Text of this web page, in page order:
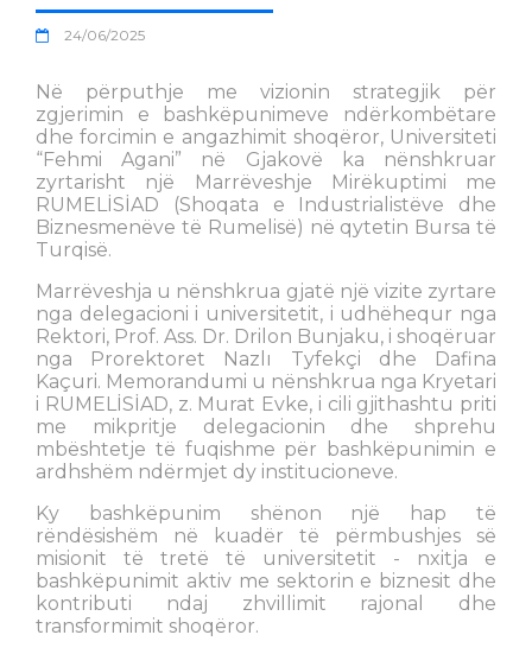
24/06/2025
Në përputhje me vizionin strategjik për
zgjerimin e bashkëpunimeve ndërkombëtare
dhe forcimin e angazhimit shoqëror, Universiteti
“Fehmi Agani” në Gjakovë ka nënshkruar
zyrtarisht një Marrëveshje Mirëkuptimi me
RUMELİSİAD (Shoqata e Industrialistëve dhe
Biznesmenëve të Rumelisë) në qytetin Bursa të
Turqisë.
Marrëveshja u nënshkrua gjatë një vizite zyrtare
nga delegacioni i universitetit, i udhëhequr nga
Rektori, Prof. Ass. Dr. Drilon Bunjaku, i shoqëruar
nga Prorektoret Nazlı Tyfekçi dhe Dafina
Kaçuri. Memorandumi u nënshkrua nga Kryetari
i RUMELİSİAD, z. Murat Evke, i cili gjithashtu priti
me mikpritje delegacionin dhe shprehu
mbështetje të fuqishme për bashkëpunimin e
ardhshëm ndërmjet dy institucioneve.
Ky bashkëpunim shënon një hap të
rëndësishëm në kuadër të përmbushjes së
misionit të tretë të universitetit - nxitja e
bashkëpunimit aktiv me sektorin e biznesit dhe
kontributi ndaj zhvillimit rajonal dhe
transformimit shoqëror.